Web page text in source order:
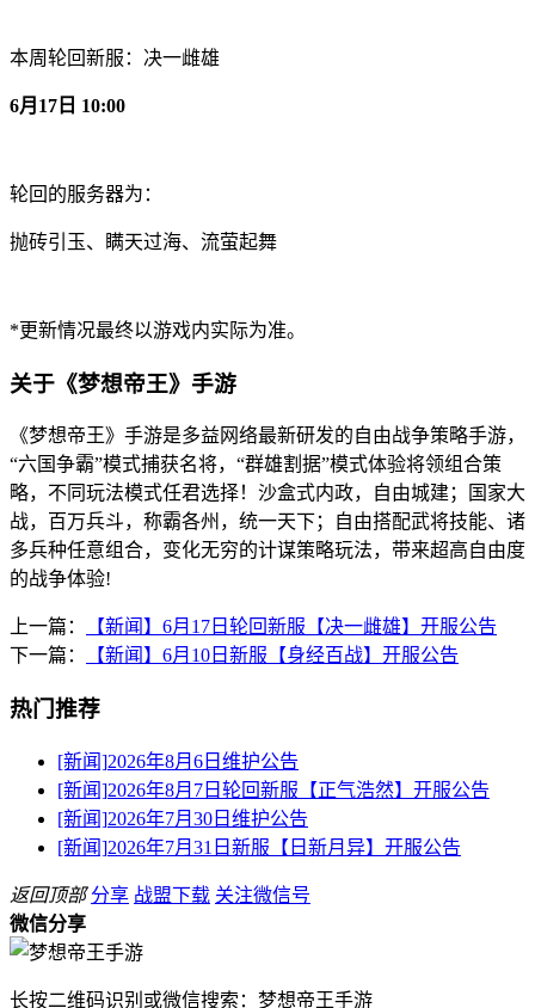
本周轮回新服：决一雌雄
6月17日 10:00
轮回的服务器为：
抛砖引玉、瞒天过海、流萤起舞
*更新情况最终以游戏内实际为准。
关于《梦想帝王》手游
《梦想帝王》手游是多益网络最新研发的自由战争策略手游，
“六国争霸”模式捕获名将，“群雄割据”模式体验将领组合策
略，不同玩法模式任君选择！沙盒式内政，自由城建；国家大
战，百万兵斗，称霸各州，统一天下；自由搭配武将技能、诸
多兵种任意组合，变化无穷的计谋策略玩法，带来超高自由度
的战争体验!
上一篇：
【新闻】6月17日轮回新服【决一雌雄】开服公告
下一篇：
【新闻】6月10日新服【身经百战】开服公告
热门推荐
[新闻]2026年8月6日维护公告
[新闻]2026年8月7日轮回新服【正气浩然】开服公告
[新闻]2026年7月30日维护公告
[新闻]2026年7月31日新服【日新月异】开服公告
返回顶部 分享 战盟下载 关注微信号
微信分享
长按二维码识别或微信搜索：梦想帝王手游